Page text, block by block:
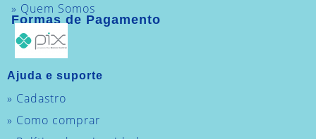
» Quem Somos
Formas de Pagamento
Ajuda e suporte
» Cadastro
» Como comprar